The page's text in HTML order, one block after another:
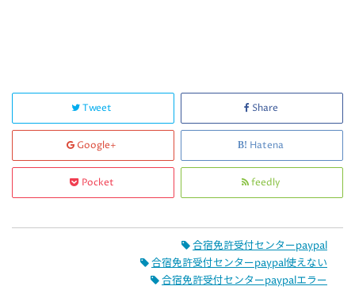
Tweet Share
Google+ Hatena
Pocket feedly
合宿免許受付センターpaypal
合宿免許受付センターpaypal使えない
合宿免許受付センターpaypalエラー